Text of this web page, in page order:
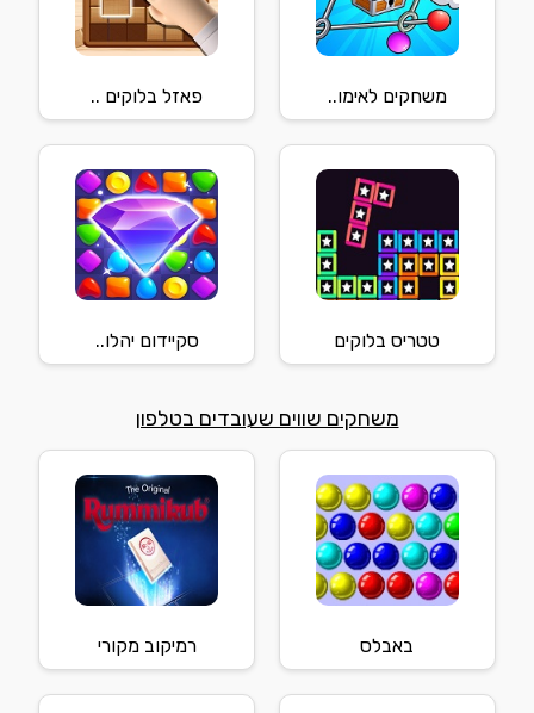
משחקים לאימו.. פאזל בלוקים ..
טטריס בלוקים סקיידום יהלו..
משחקים שווים שעובדים בטלפון
באבלס רמיקוב מקורי